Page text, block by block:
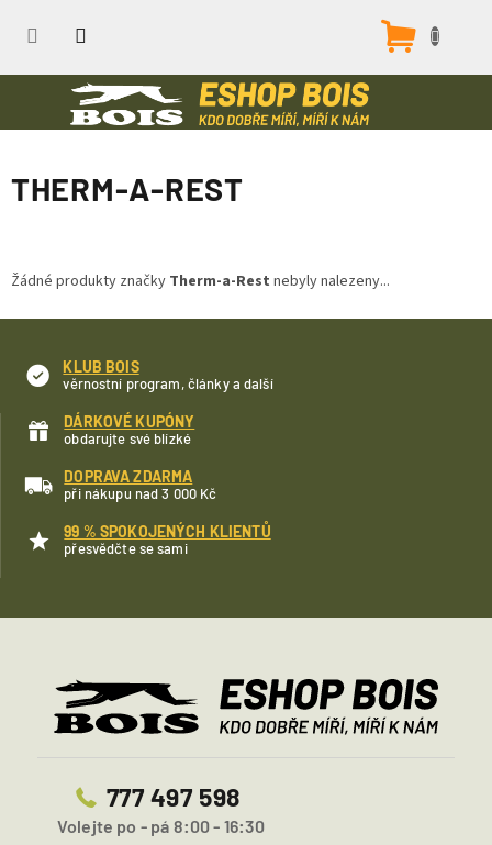
THERM-A-REST
Žádné produkty značky Therm-a-Rest nebyly nalezeny...
KLUB BOIS
věrnostní program, články a další
DÁRKOVÉ KUPÓNY
obdarujte své blízké
DOPRAVA ZDARMA
při nákupu nad 3 000 Kč
99 % SPOKOJENÝCH KLIENTŮ
přesvědčte se sami
777 497 598
Volejte po - pá 8:00 - 16:30